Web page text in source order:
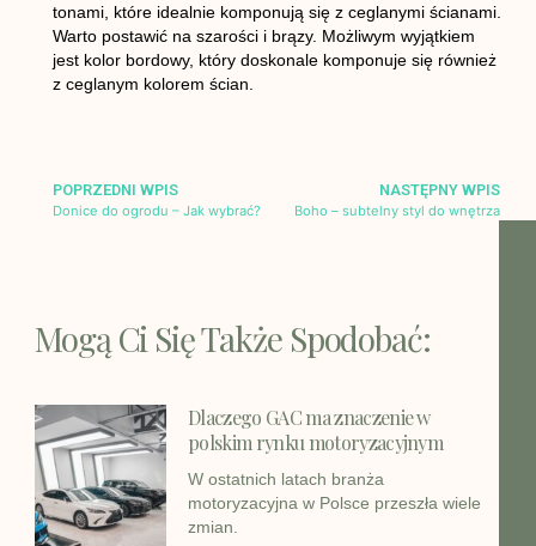
tonami, które idealnie komponują się z ceglanymi ścianami.
Warto postawić na szarości i brązy. Możliwym wyjątkiem
jest kolor bordowy, który doskonale komponuje się również
z ceglanym kolorem ścian.
POPRZEDNI WPIS
Donice do ogrodu – Jak wybrać?
NASTĘPNY WPIS
Boho – subtelny styl do wnętrza
Mogą Ci Się Także Spodobać:
Dlaczego GAC ma znaczenie w
polskim rynku motoryzacyjnym
W ostatnich latach branża
motoryzacyjna w Polsce przeszła wiele
zmian.